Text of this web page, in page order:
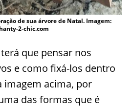
de sua árvore de Natal. Imagem:
2-chic.com
que pensar nos
e como fixá-los dentro
imagem acima, por
das formas que é